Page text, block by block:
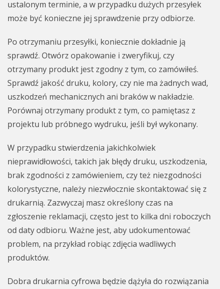
ustalonym terminie, a w przypadku dużych przesyłek
może być konieczne jej sprawdzenie przy odbiorze.
Po otrzymaniu przesyłki, koniecznie dokładnie ją
sprawdź. Otwórz opakowanie i zweryfikuj, czy
otrzymany produkt jest zgodny z tym, co zamówiłeś.
Sprawdź jakość druku, kolory, czy nie ma żadnych wad,
uszkodzeń mechanicznych ani braków w nakładzie.
Porównaj otrzymany produkt z tym, co pamiętasz z
projektu lub próbnego wydruku, jeśli był wykonany.
W przypadku stwierdzenia jakichkolwiek
nieprawidłowości, takich jak błędy druku, uszkodzenia,
brak zgodności z zamówieniem, czy też niezgodności
kolorystyczne, należy niezwłocznie skontaktować się z
drukarnią. Zazwyczaj masz określony czas na
zgłoszenie reklamacji, często jest to kilka dni roboczych
od daty odbioru. Ważne jest, aby udokumentować
problem, na przykład robiąc zdjęcia wadliwych
produktów.
Dobra drukarnia cyfrowa będzie dążyła do rozwiązania